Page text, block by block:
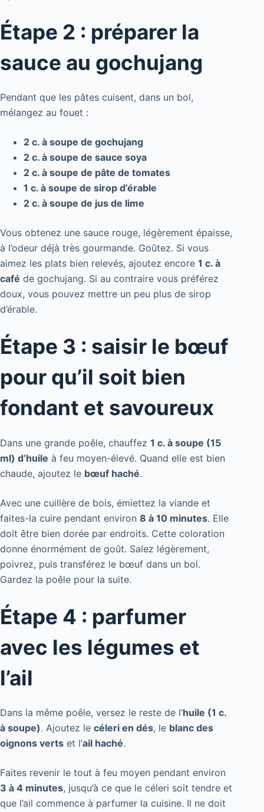
Étape 2 : préparer la
sauce au gochujang
Pendant que les pâtes cuisent, dans un bol,
mélangez au fouet :
2 c. à soupe de gochujang
2 c. à soupe de sauce soya
2 c. à soupe de pâte de tomates
1 c. à soupe de sirop d’érable
2 c. à soupe de jus de lime
Vous obtenez une sauce rouge, légèrement épaisse,
à l’odeur déjà très gourmande. Goûtez. Si vous
aimez les plats bien relevés, ajoutez encore 1 c. à
café de gochujang. Si au contraire vous préférez
doux, vous pouvez mettre un peu plus de sirop
d’érable.
Étape 3 : saisir le bœuf
pour qu’il soit bien
fondant et savoureux
Dans une grande poêle, chauffez 1 c. à soupe (15
ml) d’huile à feu moyen-élevé. Quand elle est bien
chaude, ajoutez le bœuf haché.
Avec une cuillère de bois, émiettez la viande et
faites-la cuire pendant environ 8 à 10 minutes. Elle
doit être bien dorée par endroits. Cette coloration
donne énormément de goût. Salez légèrement,
poivrez, puis transférez le bœuf dans un bol.
Gardez la poêle pour la suite.
Étape 4 : parfumer
avec les légumes et
l’ail
Dans la même poêle, versez le reste de l’huile (1 c.
à soupe). Ajoutez le céleri en dés, le blanc des
oignons verts et l’ail haché.
Faites revenir le tout à feu moyen pendant environ
3 à 4 minutes, jusqu’à ce que le céleri soit tendre et
que l’ail commence à parfumer la cuisine. Il ne doit